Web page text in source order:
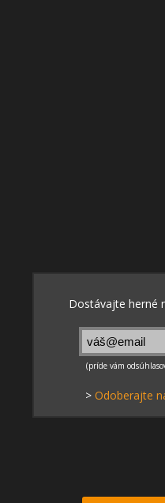
> Odoberajte